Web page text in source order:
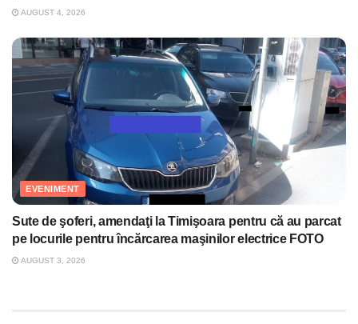
AUGUST 4, 2026
EVENIMENT
Sute de şoferi, amendaţi la Timişoara pentru că au parcat
pe locurile pentru încărcarea maşinilor electrice FOTO
AUGUST 3, 2026